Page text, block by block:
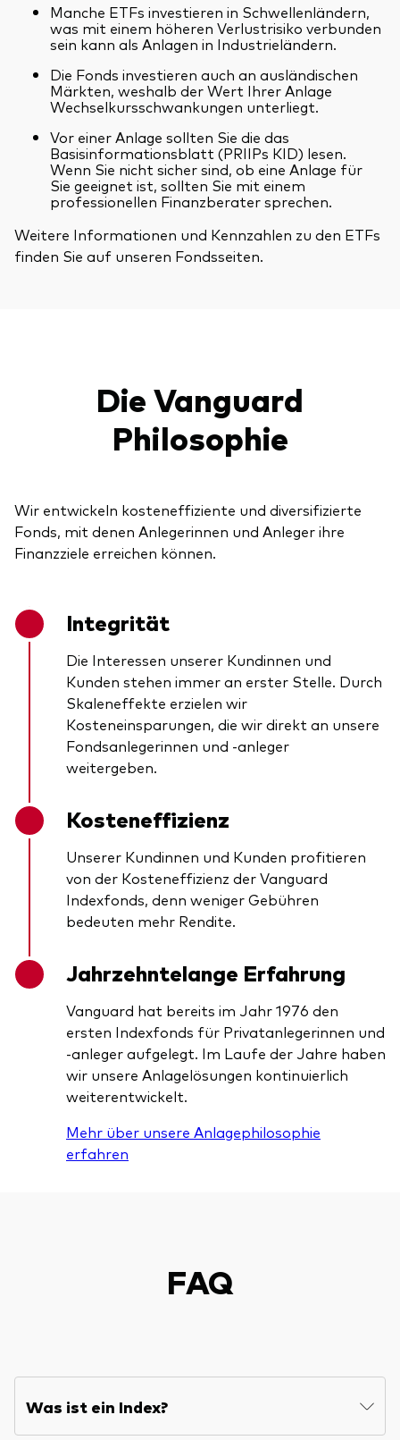
Manche ETFs investieren in Schwellenländern,
was mit einem höheren Verlustrisiko verbunden
sein kann als Anlagen in Industrieländern.
Die Fonds investieren auch an ausländischen
Märkten, weshalb der Wert Ihrer Anlage
Wechselkursschwankungen unterliegt.
Vor einer Anlage sollten Sie die das
Basisinformationsblatt (PRIIPs KID) lesen.
Wenn Sie nicht sicher sind, ob eine Anlage für
Sie geeignet ist, sollten Sie mit einem
professionellen Finanzberater sprechen.
Weitere Informationen und Kennzahlen zu den ETFs
finden Sie auf unseren Fondsseiten.
Die Vanguard
Philosophie
Wir entwickeln kosteneffiziente und diversifizierte
Fonds, mit denen Anlegerinnen und Anleger ihre
Finanzziele erreichen können.
Integrität
Die Interessen unserer Kundinnen und
Kunden stehen immer an erster Stelle. Durch
Skaleneffekte erzielen wir
Kosteneinsparungen, die wir direkt an unsere
Fondsanlegerinnen und -anleger
weitergeben.
Kosteneffizienz
Unserer Kundinnen und Kunden profitieren
von der Kosteneffizienz der Vanguard
Indexfonds, denn weniger Gebühren
bedeuten mehr Rendite.
Jahrzehntelange Erfahrung
Vanguard hat bereits im Jahr 1976 den
ersten Indexfonds für Privatanlegerinnen und
-anleger aufgelegt. Im Laufe der Jahre haben
wir unsere Anlagelösungen kontinuierlich
weiterentwickelt.
Mehr über unsere Anlagephilosophie
erfahren
FAQ
Was ist ein Index?